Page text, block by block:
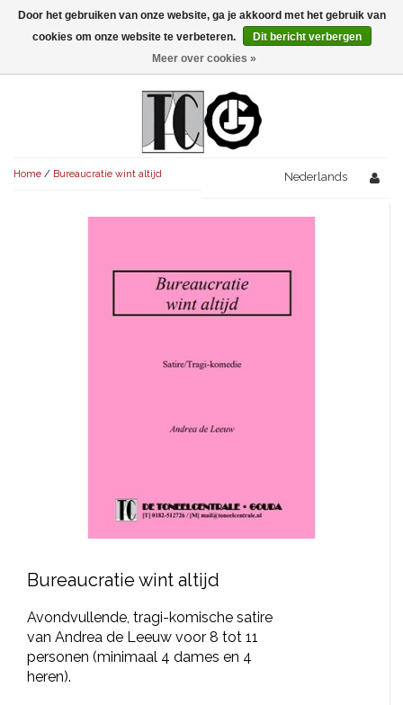
Menu
AVONDVULLEND (+75')
KORT (-30')
AVONDVULLEND (+75')
OVERIG (30'-75')
AVONDVULLEND (+75')
SPEKTAKELSTUKKEN
THEATERBOEKEN
SKETCHES
Home / Bureaucratie wint altijd Nederlands
Bureaucratie wint altijd
Avondvullende, tragi-komische satire
van Andrea de Leeuw voor 8 tot 11
personen (minimaal 4 dames en 4
heren).
Door het gebruiken van onze website, ga je akkoord met het gebruik van
cookies om onze website te verbeteren.
Dit bericht verbergen
Meer over cookies »